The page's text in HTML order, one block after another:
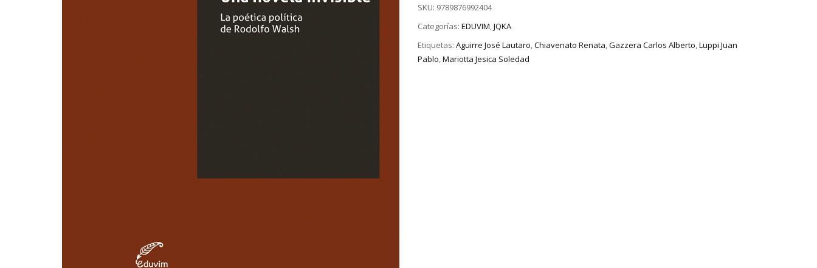
SKU: 9789876992404
Categorías: EDUVIM,JQKA
Etiquetas: Aguirre José Lautaro,Chiavenato Renata,Gazzera Carlos Alberto,Luppi Juan
Pablo,Mariotta Jesica Soledad